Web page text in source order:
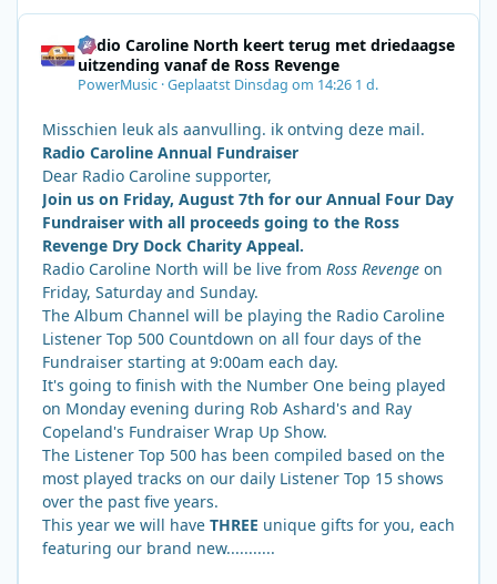
Radio Caroline North keert terug met driedaagse
uitzending vanaf de Ross Revenge
PowerMusic ·Geplaatst Dinsdag om 14:26 1 d.
Misschien leuk als aanvulling. ik ontving deze mail.
Radio Caroline Annual Fundraiser
Dear Radio Caroline supporter,
Join us on Friday, August 7th for our Annual Four Day
Fundraiser with all proceeds going to the Ross
Revenge Dry Dock Charity Appeal.
Radio Caroline North will be live from Ross Revenge on
Friday, Saturday and Sunday.
The Album Channel will be playing the Radio Caroline
Listener Top 500 Countdown on all four days of the
Fundraiser starting at 9:00am each day.
It's going to finish with the Number One being played
on Monday evening during Rob Ashard's and Ray
Copeland's Fundraiser Wrap Up Show.
The Listener Top 500 has been compiled based on the
most played tracks on our daily Listener Top 15 shows
over the past five years.
This year we will have THREE unique gifts for you, each
featuring our brand new...........